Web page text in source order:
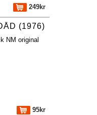
249kr
(1976)
NM original
95kr